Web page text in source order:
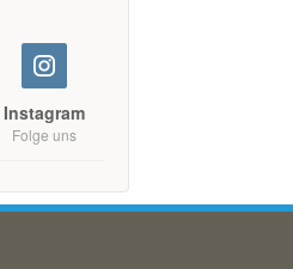
Instagram
Folge uns